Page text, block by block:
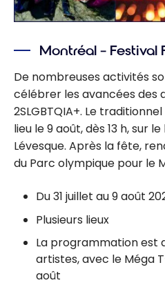
Montréal – Festival
De nombreuses activités
célébrer les avancées des
2SLGBTQIA+. Le traditionnel
lieu le9 août, dès 13 h,sur le
Lévesque. Après la fête,
du Parc olympique pour le
Du 31 juillet au 9 août
Plusieurs lieux
La programmation est
artistes, avec le Méga
août